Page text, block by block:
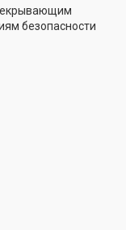
безопасности